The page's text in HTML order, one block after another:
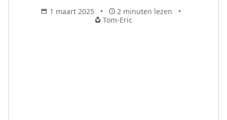
1 maart 2025
2 minuten lezen
Tom-Eric